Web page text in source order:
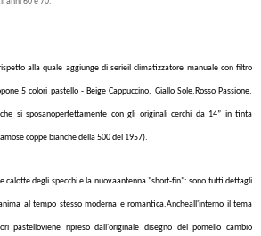
alla quale aggiunge di serieil climatizzatore manuale con filtro
5 colori pastello - Beige Cappuccino, Giallo Sole,Rosso Passione,
si sposanoperfettamente con gli originali cerchi da 14” in tinta
coppe bianche della 500 del 1957).
calotte degli specchi e la nuovaantenna "short-fin": sono tutti dettagli
al tempo stesso moderna e romantica.Ancheall'interno il tema
pastelloviene ripreso dall'originale disegno del pomello cambio